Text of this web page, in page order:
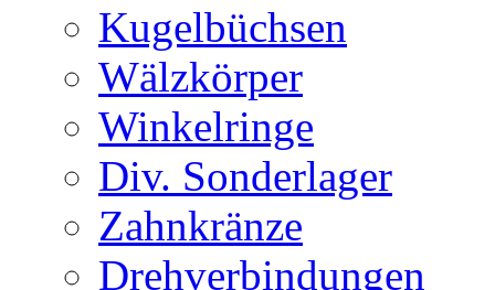
Kugelbüchsen
Wälzkörper
Winkelringe
Div. Sonderlager
Zahnkränze
Drehverbindungen